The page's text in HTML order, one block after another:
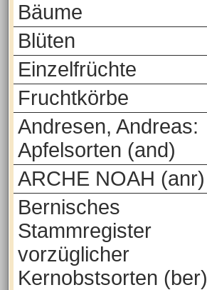
Bäume
Blüten
Einzelfrüchte
Fruchtkörbe
Andresen, Andreas:
Apfelsorten (and)
ARCHE NOAH (anr)
Bernisches
Stammregister
vorzüglicher
Kernobstsorten (ber)